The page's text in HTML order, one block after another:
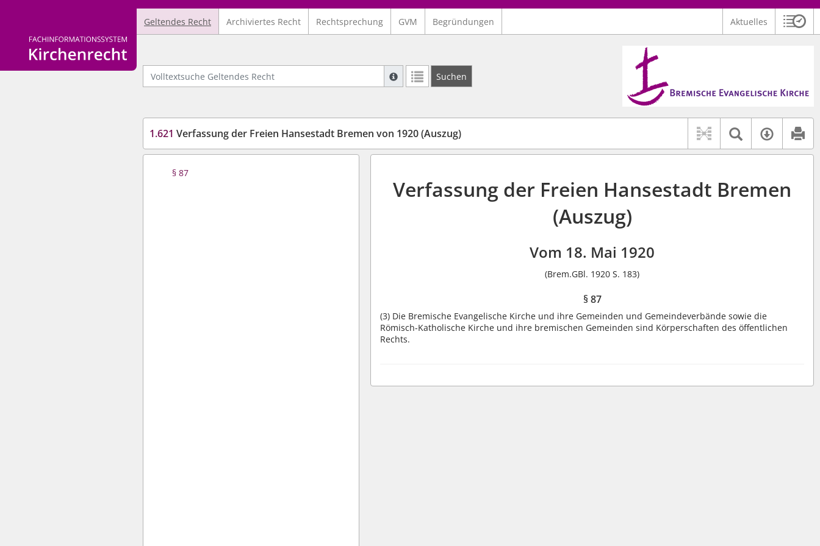
Logo Fachinformationssystem Kirchenrecht
Geltendes Recht Archiviertes Recht Rechtsprechung GVM Begründungen Aktuelles
Volltextsuche Geltendes Recht
Suche mit Platzhalter "*", Bsp. Pfarrer*, findet auch: "Pfarrerinitiative" oder "Pfarrerausschuss".
Suchen
Logo Bremische Evangelische Kirche
1.621 Verfassung der Freien Hansestadt Bremen von 1920 (Auszug) Textsuche
§ 87
Verfassung der Freien Hansestadt Bremen
(Auszug)
Vom 18. Mai 1920
(Brem.GBl. 1920 S. 183)
§ 87
(3) Die Bremische Evangelische Kirche und ihre Gemeinden und Gemeindeverbände sowie die
Römisch-Katholische Kirche und ihre bremischen Gemeinden sind Körperschaften des öffentlichen
Rechts.